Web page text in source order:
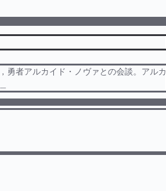
勇者アルカイド・ノヴァとの会談。アルカ